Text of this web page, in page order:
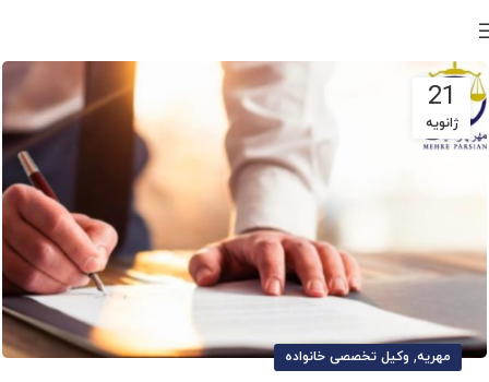
21
ژانویه
مهریه, وکیل تخصصی خانواده